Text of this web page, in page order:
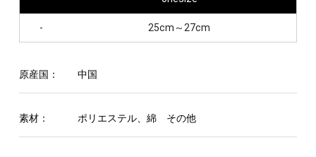
- 25cm～27cm
原産国： 中国
素材： ポリエステル、綿 その他